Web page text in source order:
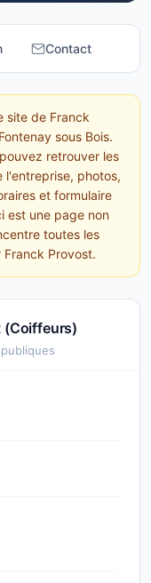
Contact
site de Franck
sous Bois.
retrouver les
l'entreprise, photos,
et formulaire
est une page non
toutes les
Franck Provost.
(Coiffeurs)